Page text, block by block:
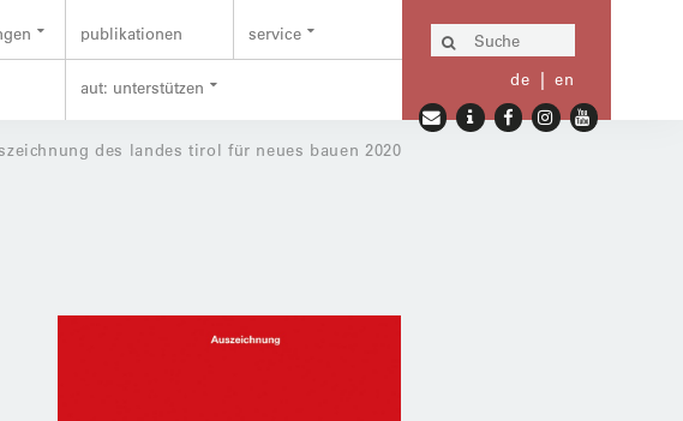
de en
publikationen service
aut: unterstützen
des landes tirol für neues bauen 2020